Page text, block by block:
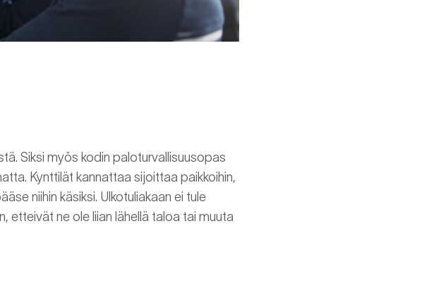
Siksi myös kodin paloturvallisuusopas
Kynttilät kannattaa sijoittaa paikkoihin,
niihin käsiksi. Ulkotuliakaan ei tule
etteivät ne ole liian lähellä taloa tai muuta